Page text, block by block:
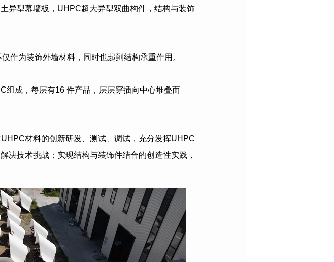
异型幕墙板 ，UHPC超大异型双曲构件，结构与装饰
作为装饰外墙材料，同时也起到结构承重作用。
组成，每层有16 件产品，层层穿插向中心堆叠而
材料的创新研发、测试、调试，充分发挥UHPC
决技术挑战；实现结构与装饰件结合的创造性实践，